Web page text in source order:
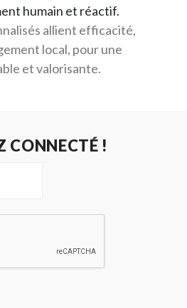
humain et réactif.
allient efficacité,
local, pour une
et valorisante.
CONNECTÉ !